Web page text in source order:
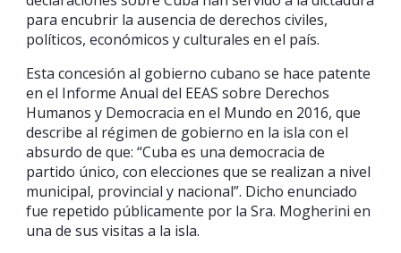
para encubrir la ausencia de derechos civiles,
políticos, económicos y culturales en el país.
Esta concesión al gobierno cubano se hace patente
en el Informe Anual del EEAS sobre Derechos
Humanos y Democracia en el Mundo en 2016, que
describe al régimen de gobierno en la isla con el
absurdo de que: “Cuba es una democracia de
partido único, con elecciones que se realizan a nivel
municipal, provincial y nacional”. Dicho enunciado
fue repetido públicamente por la Sra. Mogherini en
una de sus visitas a la isla.